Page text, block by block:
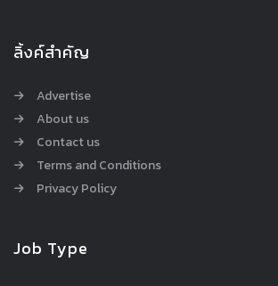
ลิ้งค์สำคัญ
Advertise
About us
Contact us
Terms and Conditions
Privacy Policy
Job Type